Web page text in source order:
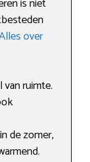
is niet
over
ruimte.
de zomer,